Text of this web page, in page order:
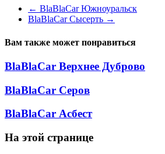
← BlaBlaCar Южноуральск
BlaBlaCar Сысерть →
Вам также может понравиться
BlaBlaCar Верхнее Дуброво
BlaBlaCar Серов
BlaBlaCar Асбест
На этой странице